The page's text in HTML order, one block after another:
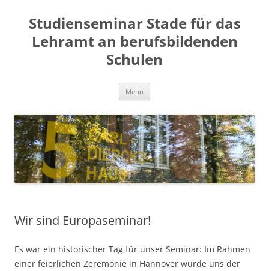
springen
Studienseminar Stade für das
Lehramt an berufsbildenden
Schulen
Menü
Wir sind Europaseminar!
Es war ein historischer Tag für unser Seminar: Im Rahmen
einer feierlichen Zeremonie in Hannover wurde uns der